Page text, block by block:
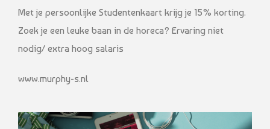
Met je persoonlijke Studentenkaart krijg je 15% korting.
Zoek je een leuke baan in de horeca? Ervaring niet
nodig/ extra hoog salaris
www.murphy-s.nl